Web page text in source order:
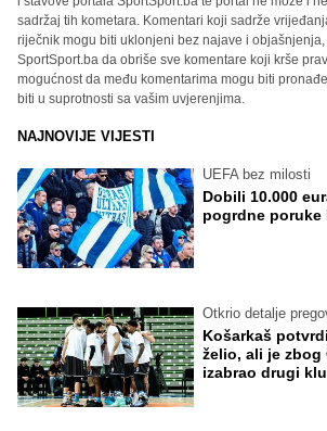
sadržaj tih kometara. Komentari koji sadrže
riječnik mogu biti uklonjeni bez najave i
SportSport.ba da obriše sve komentare koji krše
mogućnost da među komentarima mogu biti
biti u suprotnosti sa vašim uvjerenjima.
NAJNOVIJE VIJESTI
UEFA bez milosti
Dobili 10.000
pogrdne poruke
Otkrio detalje
Košarkaš
želio, ali je zbog
izabrao drugi